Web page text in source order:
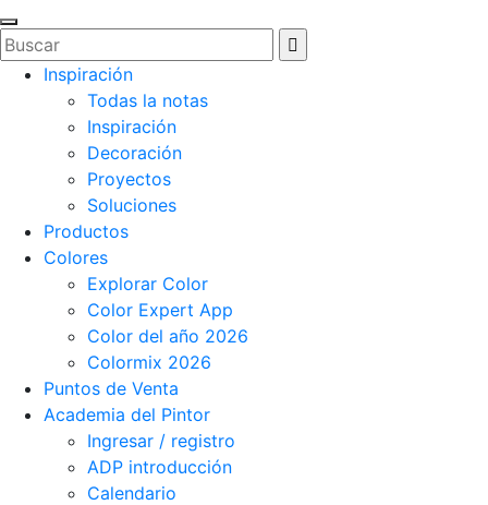
Inspiración
Todas la notas
Inspiración
Decoración
Proyectos
Soluciones
Productos
Colores
Explorar Color
Color Expert App
Color del año 2026
Colormix 2026
Puntos de Venta
Academia del Pintor
Ingresar / registro
ADP introducción
Calendario